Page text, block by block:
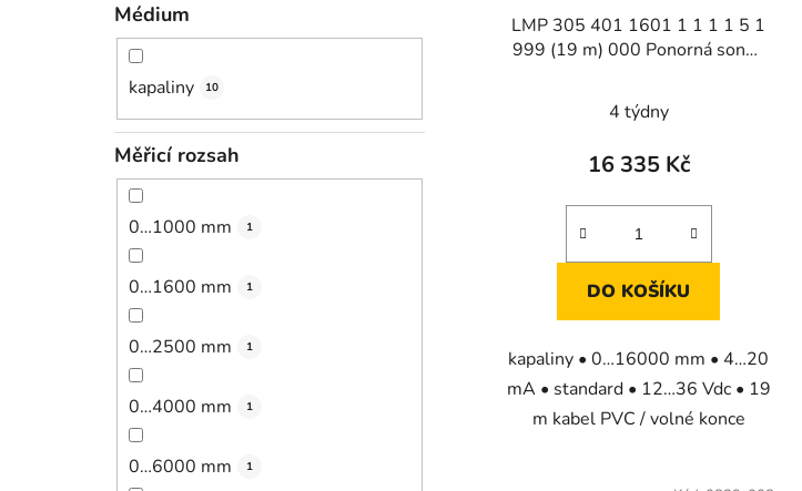
Médium
kapaliny 10
Měřicí rozsah
0…1000 mm 1
0…1600 mm 1
0…2500 mm 1
0…4000 mm 1
0…6000 mm 1
LMP 305 401 1601 1 1 1 1 5 1
999 (19 m) 000 Ponorná sonda
kapalin
4 týdny
16 335 Kč
DO KOŠÍKU
kapaliny • 0…16000 mm • 4…20
mA • standard • 12…36 Vdc • 19
m kabel PVC / volné konce